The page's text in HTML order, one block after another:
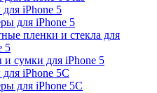
iPhone 5
для iPhone 5
пленки и стекла для
5
и сумки для iPhone 5
iPhone 5C
для iPhone 5C